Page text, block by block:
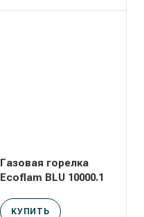
Газовая горелка
Ecoflam BLU 10000.1
КУПИТЬ